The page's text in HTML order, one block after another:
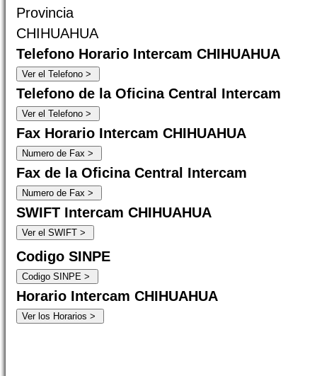
Provincia
CHIHUAHUA
Telefono Horario Intercam CHIHUAHUA
Telefono de la Oficina Central Intercam
Fax Horario Intercam CHIHUAHUA
Fax de la Oficina Central Intercam
SWIFT Intercam CHIHUAHUA
Codigo SINPE
Horario Intercam CHIHUAHUA